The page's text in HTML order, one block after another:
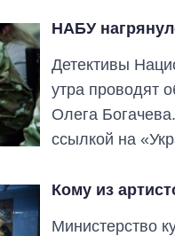
НАБУ
Детективы
утра проводят
Олега
ссылкой на
Кому из
Министерство